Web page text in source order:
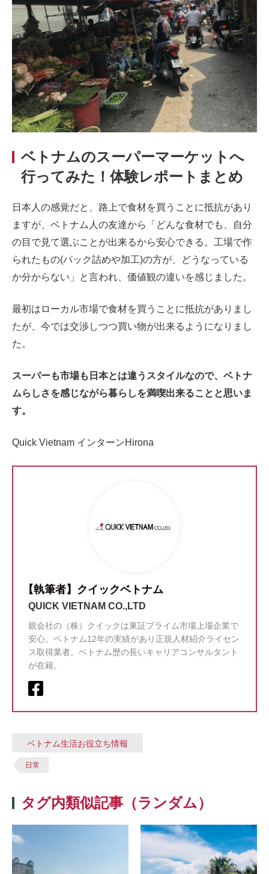
ベトナムのスーパーマーケットへ
行ってみた！体験レポートまとめ
日本人の感覚だと、路上で食材を買うことに抵抗があり
ますが、ベトナム人の友達から「どんな食材でも、自分
の目で見て選ぶことが出来るから安心できる。工場で作
られたもの(パック詰めや加工)の方が、どうなっている
か分からない」と言われ、価値観の違いを感じました。
最初はローカル市場で食材を買うことに抵抗がありまし
たが、今では交渉しつつ買い物が出来るようになりまし
た。
スーパーも市場も日本とは違うスタイルなので、ベトナ
ムらしさを感じながら暮らしを満喫出来ることと思いま
す。
Quick Vietnam インターンHirona
【執筆者】クイックベトナム
QUICK VIETNAM CO.,LTD
親会社の（株）クイックは東証プライム市場上場企業で
安心。ベトナム12年の実績があり正規人材紹介ライセン
ス取得業者。ベトナム歴の長いキャリアコンサルタント
が在籍。
ベトナム生活お役立ち情報
日常
タグ内類似記事（ランダム）